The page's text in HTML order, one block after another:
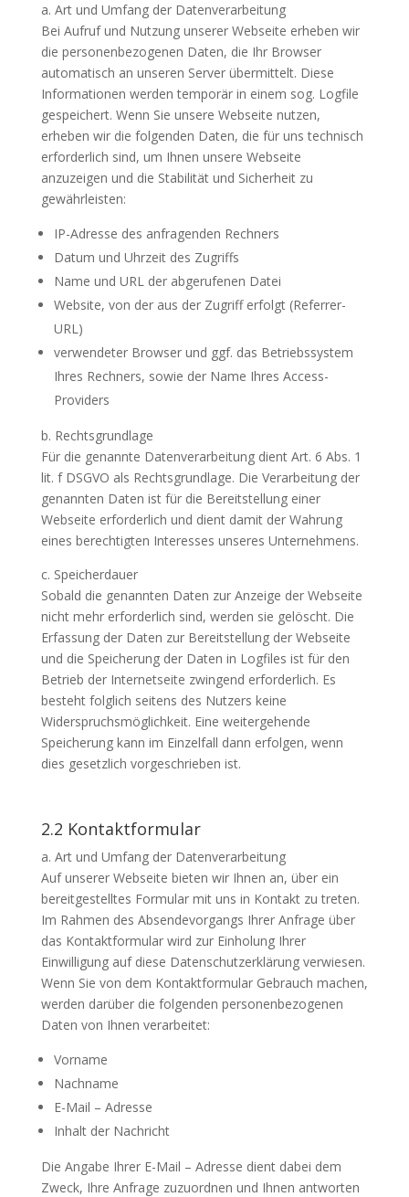
a. Art und Umfang der Datenverarbeitung
Bei Aufruf und Nutzung unserer Webseite erheben wir
die personenbezogenen Daten, die Ihr Browser
automatisch an unseren Server übermittelt. Diese
Informationen werden temporär in einem sog. Logfile
gespeichert. Wenn Sie unsere Webseite nutzen,
erheben wir die folgenden Daten, die für uns technisch
erforderlich sind, um Ihnen unsere Webseite
anzuzeigen und die Stabilität und Sicherheit zu
gewährleisten:
IP-Adresse des anfragenden Rechners
Datum und Uhrzeit des Zugriffs
Name und URL der abgerufenen Datei
Website, von der aus der Zugriff erfolgt (Referrer-
URL)
verwendeter Browser und ggf. das Betriebssystem
Ihres Rechners, sowie der Name Ihres Access-
Providers
b. Rechtsgrundlage
Für die genannte Datenverarbeitung dient Art. 6 Abs. 1
lit. f DSGVO als Rechtsgrundlage. Die Verarbeitung der
genannten Daten ist für die Bereitstellung einer
Webseite erforderlich und dient damit der Wahrung
eines berechtigten Interesses unseres Unternehmens.
c. Speicherdauer
Sobald die genannten Daten zur Anzeige der Webseite
nicht mehr erforderlich sind, werden sie gelöscht. Die
Erfassung der Daten zur Bereitstellung der Webseite
und die Speicherung der Daten in Logfiles ist für den
Betrieb der Internetseite zwingend erforderlich. Es
besteht folglich seitens des Nutzers keine
Widerspruchsmöglichkeit. Eine weitergehende
Speicherung kann im Einzelfall dann erfolgen, wenn
dies gesetzlich vorgeschrieben ist.
2.2 Kontaktformular
a. Art und Umfang der Datenverarbeitung
Auf unserer Webseite bieten wir Ihnen an, über ein
bereitgestelltes Formular mit uns in Kontakt zu treten.
Im Rahmen des Absendevorgangs Ihrer Anfrage über
das Kontaktformular wird zur Einholung Ihrer
Einwilligung auf diese Datenschutzerklärung verwiesen.
Wenn Sie von dem Kontaktformular Gebrauch machen,
werden darüber die folgenden personenbezogenen
Daten von Ihnen verarbeitet:
Vorname
Nachname
E-Mail – Adresse
Inhalt der Nachricht
Die Angabe Ihrer E-Mail – Adresse dient dabei dem
Zweck, Ihre Anfrage zuzuordnen und Ihnen antworten